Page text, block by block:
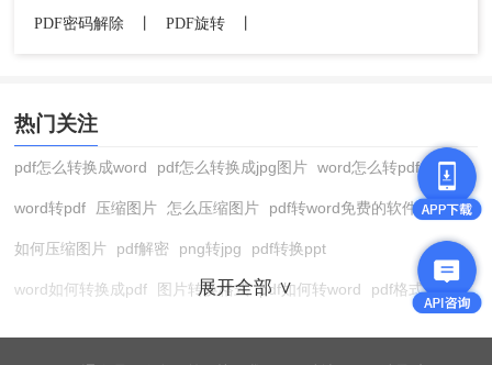
专业人士的帮助，您可以快速解密PDF文件，轻松应对
PDF密码解除
PDF旋转
热门关注
pdf怎么转换成word pdf怎么转换成jpg图片 word怎么转pdf
word转pdf 压缩图片 怎么压缩图片 pdf转word免费的软件
如何压缩图片 pdf解密 png转jpg pdf转换ppt
word如何转换成pdf 图片转换格式 pdf如何转word pdf格式转换
展开全部 ∨